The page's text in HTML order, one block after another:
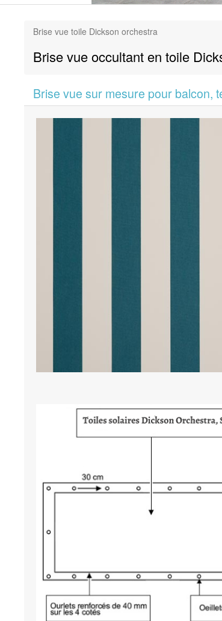
Brise vue toile Dickson orchestra
Brise vue occultant en toile
Brise vue sur mesure pour balcon,